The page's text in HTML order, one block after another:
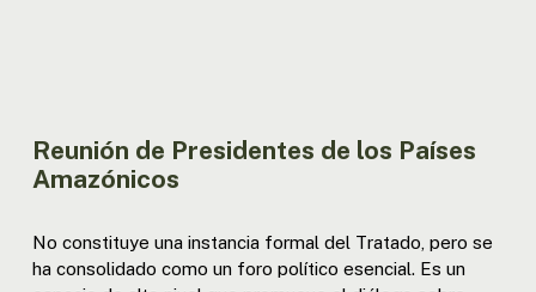
Reunión de Presidentes de los Países
Amazónicos
No constituye una instancia formal del Tratado, pero se
ha consolidado como un foro político esencial. Es un